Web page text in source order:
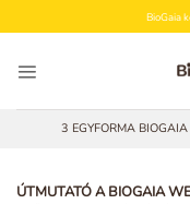
to
BioGaia
3 EGYFORMA
ÚTMUTATÓ A BIOGAIA